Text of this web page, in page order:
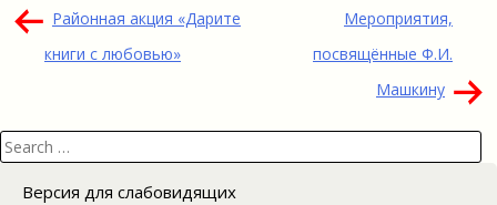
Навигация
по
Районная акция «Дарите
книги с любовью»
Мероприятия,
посвящённые Ф.И.
Машкину
Search
for:
Версия для слабовидящих